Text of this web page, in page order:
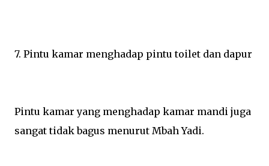
7. Pintu kamar menghadap pintu toilet dan dapur
Pintu kamar yang menghadap kamar mandi juga
sangat tidak bagus menurut Mbah Yadi.